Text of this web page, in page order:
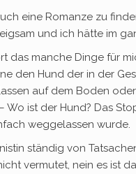
eine Romanze zu
und ich hätte im
das manche Dinge für
den Hund der in der
auf dem Boden
Wo ist der Hund? Das
weggelassen wurde.
ständig von
vermutet, nein es ist